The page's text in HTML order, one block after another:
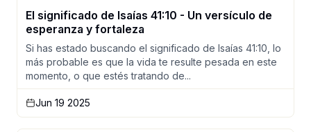
El significado de Isaías 41:10 - Un versículo de
esperanza y fortaleza
Si has estado buscando el significado de Isaías 41:10, lo
más probable es que la vida te resulte pesada en este
momento, o que estés tratando de...
Jun 19 2025